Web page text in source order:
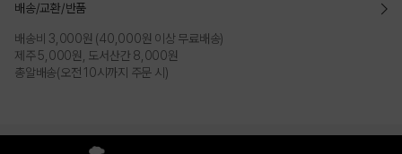
배송/교환/반품
배송비 3,000원 (40,000원 이상 무료배송)
제주 5,000원, 도서산간 8,000원
총알배송(오전 10시까지 주문 시)